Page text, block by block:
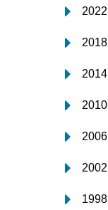
2022
2018
2014
2010
2006
2002
1998